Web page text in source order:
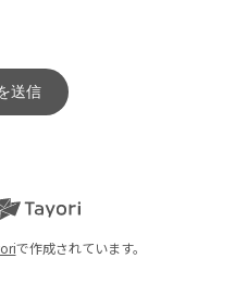
送信
で作成されています。